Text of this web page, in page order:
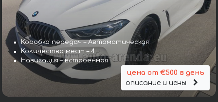
Коробка передач – Автоматическая
Количество мест – 4
Навигация – встроенная
цена от €500 в день
описание и цены
Коробка передач – Автоматическая КП
Количество мест – 2
Навигация – да
цена от €322 в день
описание и цены